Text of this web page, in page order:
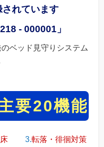
されています
- 000001」
ベッド見守りシステム
要20機能
3.転落・徘徊対策